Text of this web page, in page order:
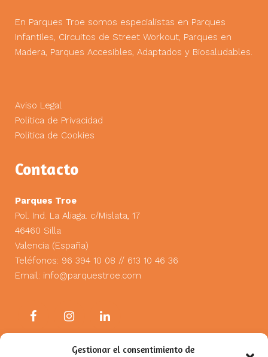
Gestionar el consentimiento de
En Parques Troe somos especialistas en Parques
Infantiles, Circuitos de Street Workout, Parques en
Madera, Parques Accesibles, Adaptados y Biosaludables.
Aviso Legal
Política de Privacidad
Política de Cookies
Contacto
Parques Troe
Pol. Ind. La Aliaga. c/Mislata, 17
46460 Silla
Valencia (España)
Teléfonos: 96 394 10 08 // 613 10 46 36
Email: info@parquestroe.com